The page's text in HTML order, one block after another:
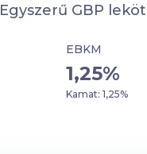
Egyszerű GBP
EBKM
1,25%
Kamat: 1,25%